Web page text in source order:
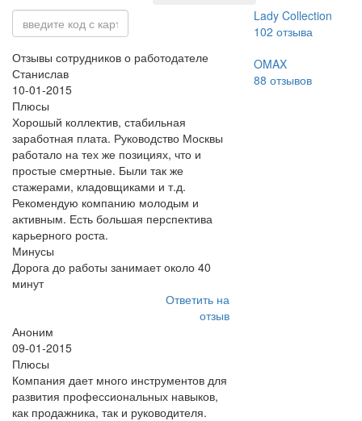
Отзывы сотрудников о работодателе
Станислав
10-01-2015
Плюсы
Хорошый коллектив, стабильная
заработная плата. Руководство Москвы
работало на тех же позициях, что и
простые смертные. Были так же
стажерами, кладовщиками и т.д.
Рекомендую компанию молодым и
активным. Есть большая перспектива
карьерного роста.
Минусы
Дорога до работы занимает около 40
минут
Ответить на
отзыв
Аноним
09-01-2015
Плюсы
Компания дает много инструментов для
развития профессиональных навыков,
как продажника, так и руководителя.
Lady Collection
102 отзыва
OMAX
88 отзывов